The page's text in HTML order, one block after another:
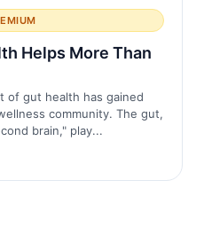
Helps More Than
of gut health has gained
community. The gut,
brain," play...